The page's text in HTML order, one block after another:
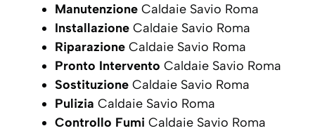
Manutenzione Caldaie Savio Roma
Installazione Caldaie Savio Roma
Riparazione Caldaie Savio Roma
Pronto Intervento Caldaie Savio Roma
Sostituzione Caldaie Savio Roma
Pulizia Caldaie Savio Roma
Controllo Fumi Caldaie Savio Roma